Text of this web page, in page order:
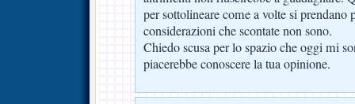
per sottolineare come a volte si prendano
considerazioni che scontate non sono.
Chiedo scusa per lo spazio che oggi mi
piacerebbe conoscere la tua opinione.